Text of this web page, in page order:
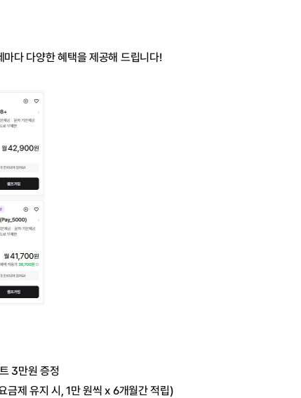
다 다양한 혜택을 제공해 드립니다!
3만원 증정
금제 유지 시, 1만 원씩 x 6개월간 적립)